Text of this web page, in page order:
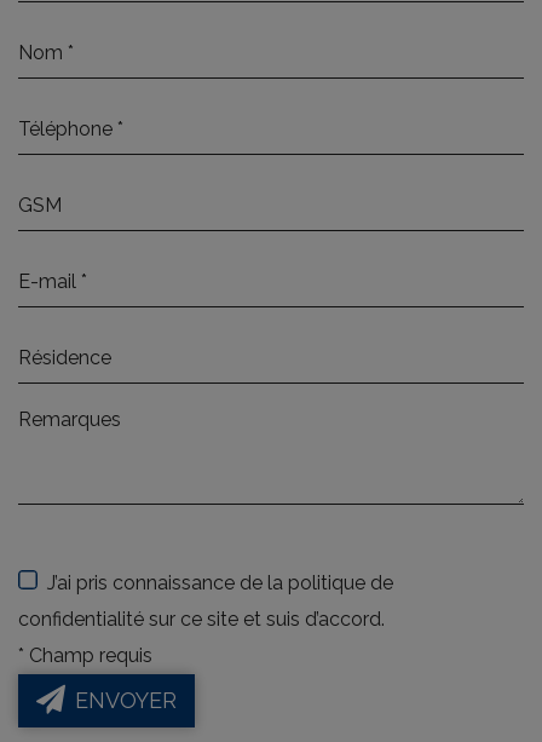
J’ai pris connaissance de la politique de
confidentialité sur ce site et suis d’accord.
* Champ requis
ENVOYER